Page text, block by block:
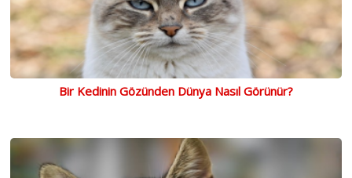
Bir Kedinin Gözünden Dünya Nasıl Görünür?